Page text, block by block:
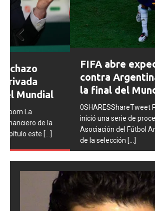
FIFA abre expedientes
contra Argentina tras los
la final del Mundial 2026
0SHARESShareTweet Por El Latino
inició una serie de procesos disciplinarios
Asociación del Fútbol Argentino (AFA),
de la selección
Prev
ious